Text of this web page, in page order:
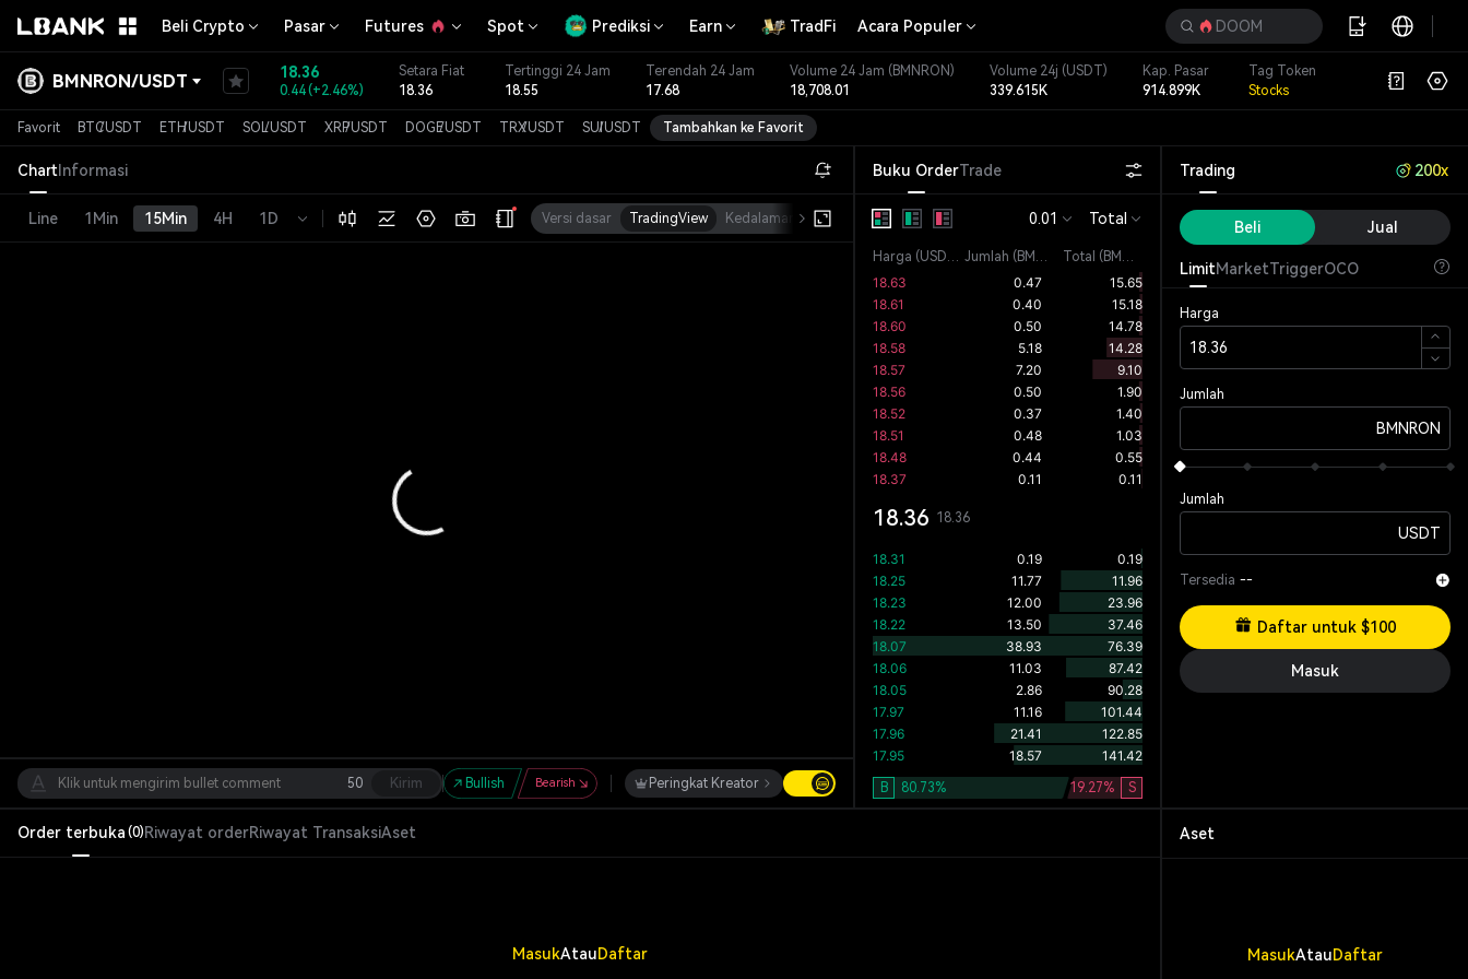
Beli Crypto Pasar Futures Spot Prediksi Earn TradFi Acara Populer DOOM
BMNRON/USDT 18.36
0.44(+2.46%)
Setara Fiat
18.36
Tertinggi 24 Jam
18.55
Terendah 24 Jam
17.68
Volume 24 Jam (BMNRON)
18,708.01
Volume 24j (USDT)
339.615K
Kap. Pasar
914.899K
Tag Token
Stocks
Favorit BTC/USDT ETH/USDT SOL/USDT XRP/USDT DOGE/USDT TRX/USDT SUI/USDT Tambahkan ke Favorit
ChartInformasi
Line 1Min 15Min 4H 1D Versi dasar TradingView Kedalaman Kap. Pasar
50 Kirim Bullish Bearish Peringkat Kreator
Buku OrderTrade
0.01 Total
Harga (USDT ) Jumlah ( BMNRON ) Total (BMNRON)
18.36 18.36
B 80.73% 19.27% S
Order terbuka (0) Riwayat orderRiwayat TransaksiAset
MasukAtauDaftar
Trading 200x
Beli Jual
LimitMarketTriggerOCO
Harga
Jumlah
BMNRON
Jumlah
USDT
Tersedia --
Masuk
Daftar untuk $100
Aset
MasukAtauDaftar